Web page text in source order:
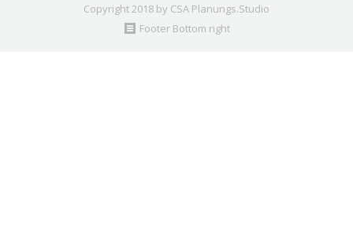
Copyright 2018 by CSA Planungs.Studio
Footer Bottom right